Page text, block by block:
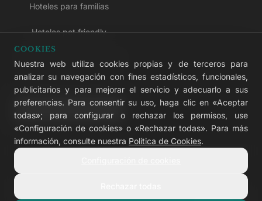
Hoteles para familias
Hoteles pet friendly
Hoteles todo incluido
COOKIES
Nuestra web utiliza cookies propias y de terceros para
analizar su navegación con fines estadísticos, funcionales,
publicitarios y para mejorar el servicio y adecuarlo a sus
preferencias. Para consentir su uso, haga clic en «Aceptar
todas»; para configurar o rechazar los permisos, use
«Configuración de cookies» o «Rechazar todas». Para más
información, consulte nuestra Política de Cookies.